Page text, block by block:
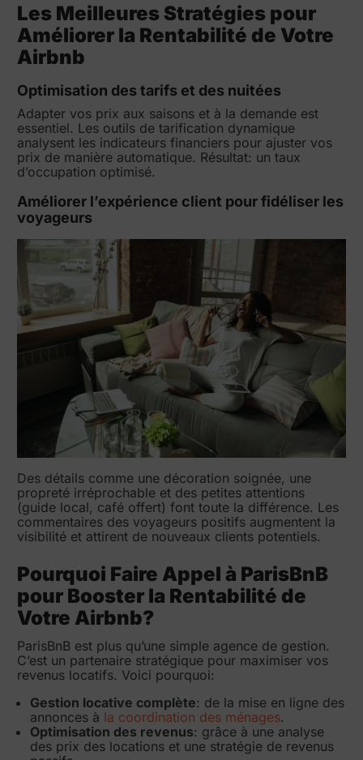
Les Meilleures Stratégies pour
Améliorer la Rentabilité de Votre
Airbnb
Optimisation des tarifs et des nuitées
Adapter vos prix aux saisons et à la demande est
essentiel. Les outils de tarification dynamique
analysent les indicateurs financiers pour ajuster vos
prix de manière automatique. Résultat: un taux
d’occupation optimisé.
Améliorer l’expérience client pour fidéliser les
voyageurs
Des détails comme une décoration soignée, une
propreté irréprochable et des petites attentions
(guide local, café offert) font toute la différence. Les
commentaires des voyageurs positifs augmentent la
visibilité et attirent de nouveaux clients potentiels.
Pourquoi Faire Appel à ParisBnB
pour Booster la Rentabilité de
Votre Airbnb?
ParisBnB est plus qu’une simple agence de gestion.
C’est un partenaire stratégique pour maximiser vos
revenus locatifs. Voici pourquoi:
Gestion locative complète: de la mise en ligne des
annonces à la coordination des ménages.
Optimisation des revenus: grâce à une analyse
des prix des locations et une stratégie de revenus